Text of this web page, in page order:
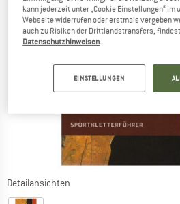
Detailansichten
kann jederzeit unter „Cookie Einstellungen“ im
Webseite widerrufen oder erstmals vergeben
auch zu Risiken der Drittlandstransfers,
Datenschutzhinweisen.
EINSTELLUNGEN